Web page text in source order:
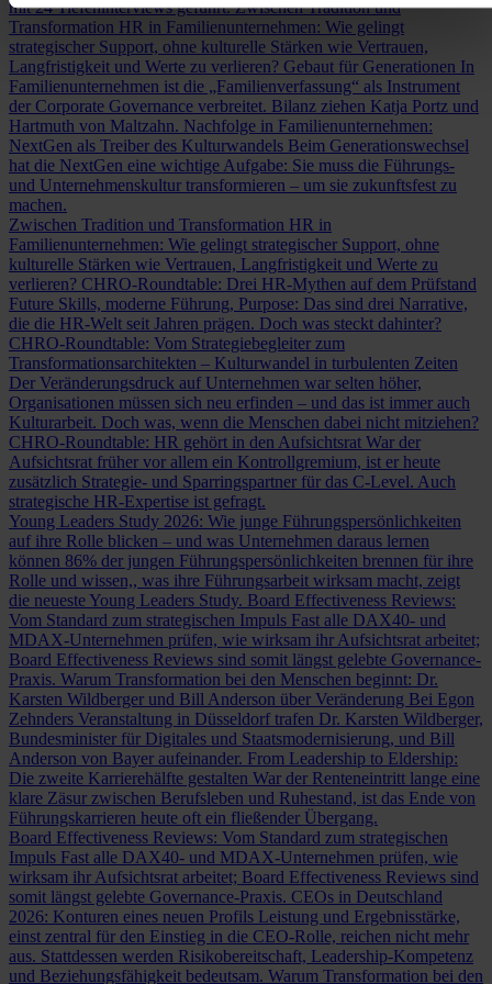
mit 24 Tiefeninterviews geführt.Zwischen Tradition und
Transformation HR in Familienunternehmen: Wie gelingt
strategischer Support, ohne kulturelle Stärken wie Vertrauen,
Langfristigkeit und Werte zu verlieren? Gebaut für Generationen In
Familienunternehmen ist die „Familienverfassung“ als Instrument
der Corporate Governance verbreitet. Bilanz ziehen Katja Portz und
Hartmuth von Maltzahn. Nachfolge in Familienunternehmen:
NextGen als Treiber des Kulturwandels Beim Generationswechsel
hat die NextGen eine wichtige Aufgabe: Sie muss die Führungs-
und Unternehmenskultur transformieren – um sie zukunftsfest zu
machen.
Zwischen Tradition und Transformation HR in
Familienunternehmen: Wie gelingt strategischer Support, ohne
kulturelle Stärken wie Vertrauen, Langfristigkeit und Werte zu
verlieren? CHRO-Roundtable: Drei HR-Mythen auf dem Prüfstand
Future Skills, moderne Führung, Purpose: Das sind drei Narrative,
die die HR-Welt seit Jahren prägen. Doch was steckt dahinter?
CHRO-Roundtable: Vom Strategiebegleiter zum
Transformationsarchitekten – Kulturwandel in turbulenten Zeiten
Der Veränderungsdruck auf Unternehmen war selten höher,
Organisationen müssen sich neu erfinden – und das ist immer auch
Kulturarbeit. Doch was, wenn die Menschen dabei nicht mitziehen?
CHRO-Roundtable: HR gehört in den Aufsichtsrat War der
Aufsichtsrat früher vor allem ein Kontrollgremium, ist er heute
zusätzlich Strategie- und Sparringspartner für das C-Level. Auch
strategische HR-Expertise ist gefragt.
Young Leaders Study 2026: Wie junge Führungspersönlichkeiten
auf ihre Rolle blicken – und was Unternehmen daraus lernen
können 86% der jungen Führungspersönlichkeiten brennen für ihre
Rolle und wissen,, was ihre Führungsarbeit wirksam macht, zeigt
die neueste Young Leaders Study. Board Effectiveness Reviews:
Vom Standard zum strategischen Impuls Fast alle DAX40- und
MDAX-Unternehmen prüfen, wie wirksam ihr Aufsichtsrat arbeitet;
Board Effectiveness Reviews sind somit längst gelebte Governance-
Praxis. Warum Transformation bei den Menschen beginnt: Dr.
Karsten Wildberger und Bill Anderson über Veränderung Bei Egon
Zehnders Veranstaltung in Düsseldorf trafen Dr. Karsten Wildberger,
Bundesminister für Digitales und Staatsmodernisierung, und Bill
Anderson von Bayer aufeinander. From Leadership to Eldership:
Die zweite Karrierehälfte gestalten War der Renteneintritt lange eine
klare Zäsur zwischen Berufsleben und Ruhestand, ist das Ende von
Führungskarrieren heute oft ein fließender Übergang.
Board Effectiveness Reviews: Vom Standard zum strategischen
Impuls Fast alle DAX40- und MDAX-Unternehmen prüfen, wie
wirksam ihr Aufsichtsrat arbeitet; Board Effectiveness Reviews sind
somit längst gelebte Governance-Praxis. CEOs in Deutschland
2026: Konturen eines neuen Profils Leistung und Ergebnisstärke,
einst zentral für den Einstieg in die CEO-Rolle, reichen nicht mehr
aus. Stattdessen werden Risikobereitschaft, Leadership-Kompetenz
und Beziehungsfähigkeit bedeutsam. Warum Transformation bei den